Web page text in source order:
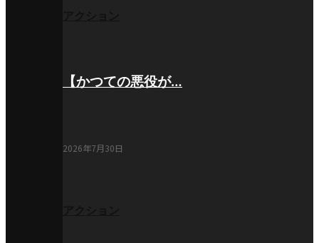
【かつての悪役が…
2026年7月30日